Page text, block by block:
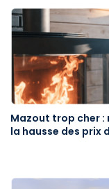
Mazout trop cher
la hausse des prix